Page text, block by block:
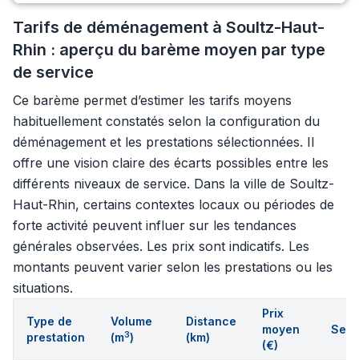
Tarifs de déménagement à Soultz-Haut-
Rhin : aperçu du barème moyen par type
de service
Ce barème permet d’estimer les tarifs moyens
habituellement constatés selon la configuration du
déménagement et les prestations sélectionnées. Il
offre une vision claire des écarts possibles entre les
différents niveaux de service. Dans la ville de Soultz-
Haut-Rhin, certains contextes locaux ou périodes de
forte activité peuvent influer sur les tendances
générales observées. Les prix sont indicatifs. Les
montants peuvent varier selon les prestations ou les
situations.
Type de
prestation
Volume
(m3)
Distance
(km)
Prix
moyen
(€)